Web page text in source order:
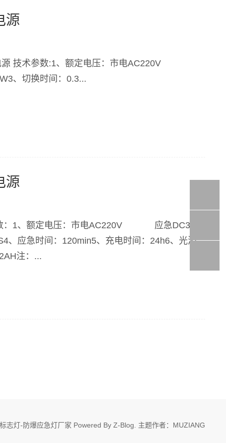
源
电源 技术参数:1、额定电压：市电AC220V
切换时间：0.3...
源
数：1、额定电压：市电AC220V 应急DC3.6V
急时间：120min5、充电时间：24h6、光源
注：...
志灯-防爆应急灯厂家 Powered By Z-Blog . 主题作者： MUZIANG